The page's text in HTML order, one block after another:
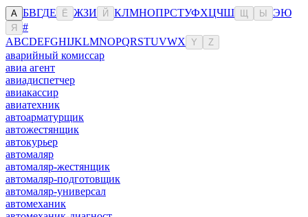
А БВГДЕ Ё ЖЗИ Й КЛМНОПРСТУФХЦЧШ Ы ЭЮ
Я
#
ABCDEFGHIJKLMNOPQRSTUVWX Y Z
аварийный комиссар
авиа агент
авиадиспетчер
авиакассир
авиатехник
автоарматурщик
автожестянщик
автокурьер
автомаляр
автомаляр-жестянщик
автомаляр-подготовщик
автомаляр-универсал
автомеханик